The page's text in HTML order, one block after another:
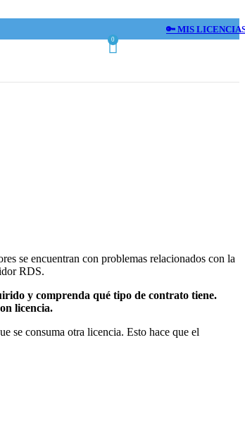
🔑 MIS
0
se encuentran con problemas relacionados con la
RDS.
y comprenda qué tipo de contrato tiene.
licencia.
se consuma otra licencia. Esto hace que el